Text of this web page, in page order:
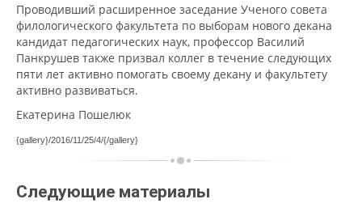
Проводивший расширенное заседание Ученого совета
филологического факультета по выборам нового декана
кандидат педагогических наук, профессор Василий
Панкрушев также призвал коллег в течение следующих
пяти лет активно помогать своему декану и факультету
активно развиваться.
Екатерина Пошелюк
{gallery}/2016/11/25/4/{/gallery}
Следующие материалы